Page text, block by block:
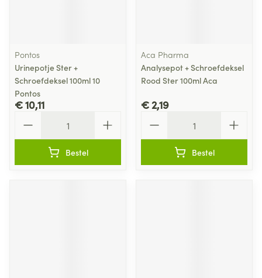
Pontos
Urinepotje Ster +
Schroefdeksel 100ml 10
Pontos
€ 10,11
Bestel
Aca Pharma
Analysepot + Schroefdeksel
Rood Ster 100ml Aca
€ 2,19
Bestel